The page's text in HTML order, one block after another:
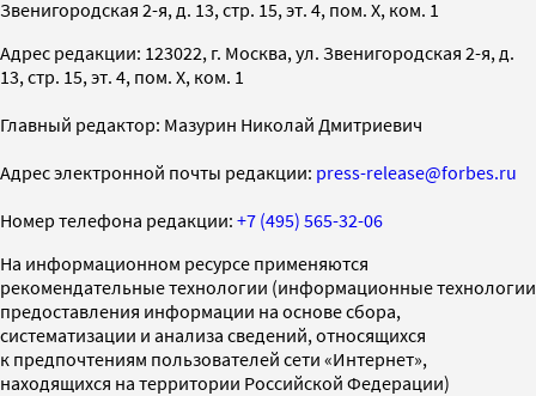
Звенигородская 2-я, д. 13, стр. 15, эт. 4, пом. X, ком. 1
Адрес редакции: 123022, г. Москва, ул. Звенигородская 2-я, д.
13, стр. 15, эт. 4, пом. X, ком. 1
Главный редактор: Мазурин Николай Дмитриевич
Адрес электронной почты редакции: press-release@forbes.ru
Номер телефона редакции: +7 (495) 565-32-06
На информационном ресурсе применяются
рекомендательные технологии (информационные технологии
предоставления информации на основе сбора,
систематизации и анализа сведений, относящихся
к предпочтениям пользователей сети «Интернет»,
находящихся на территории Российской Федерации)